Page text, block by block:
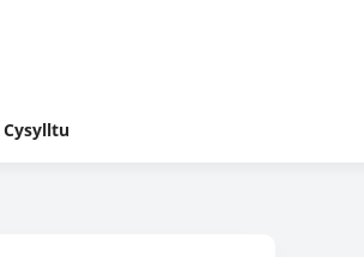
Cysylltu